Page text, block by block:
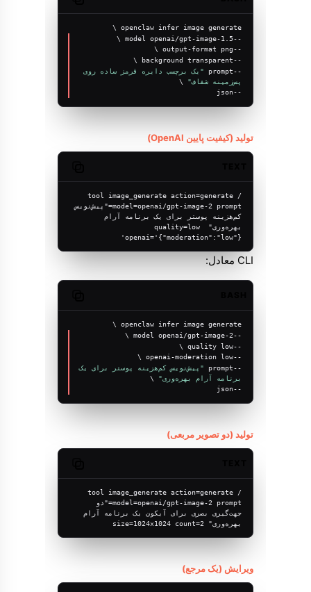
openclaw infer image generate \
--model openai/gpt-image-1.5 \
--output-format png \
--background transparent \
--prompt
پس‌زمینه شفاف"
\
--json
تولید (کیفیت پایین OpenAI)
/tool image_generate action=generate
model=openai/gpt-image-2 prompt="پیش‌نویس
بهره‌وری" quality=low
openai='{"moderation":"low"}'
CLI معادل:
openclaw infer image generate \
--model openai/gpt-image-2 \
--quality low \
--openai-moderation low \
--prompt
"پیش‌نویس کم‌هزینه پوستر برای یک
برنامه آرام بهره‌وری"
\
--json
تولید (دو تصویر مربعی)
/tool image_generate action=generate
بهره‌وری" size=1024x1024 count=2
ویرایش (یک مرجع)